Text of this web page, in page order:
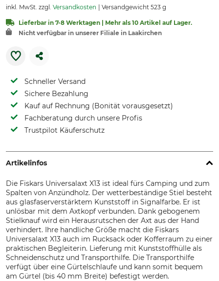
inkl. MwSt. zzgl. Versandkosten Versandgewicht 523 g
Lieferbar in 7-8 Werktagen | Mehr als 10 Artikel auf Lager.
Nicht verfügbar in unserer Filiale in Laakirchen
Schneller Versand
Sichere Bezahlung
Kauf auf Rechnung (Bonität vorausgesetzt)
Fachberatung durch unsere Profis
Trustpilot Käuferschutz
Artikelinfos
Die Fiskars Universalaxt X13 ist ideal fürs Camping und zum
Spalten von Anzündholz. Der wetterbeständige Stiel besteht
aus glasfaserverstärktem Kunststoff in Signalfarbe. Er ist
unlösbar mit dem Axtkopf verbunden. Dank gebogenem
Stielknauf wird ein Herausrutschen der Axt aus der Hand
verhindert. Ihre handliche Größe macht die Fiskars
Universalaxt X13 auch im Rucksack oder Kofferraum zu einer
praktischen Begleiterin. Lieferung mit Kunststoffhülle als
Schneidenschutz und Transporthilfe. Die Transporthilfe
verfügt über eine Gürtelschlaufe und kann somit bequem
am Gürtel (bis 40 mm Breite) befestigt werden.